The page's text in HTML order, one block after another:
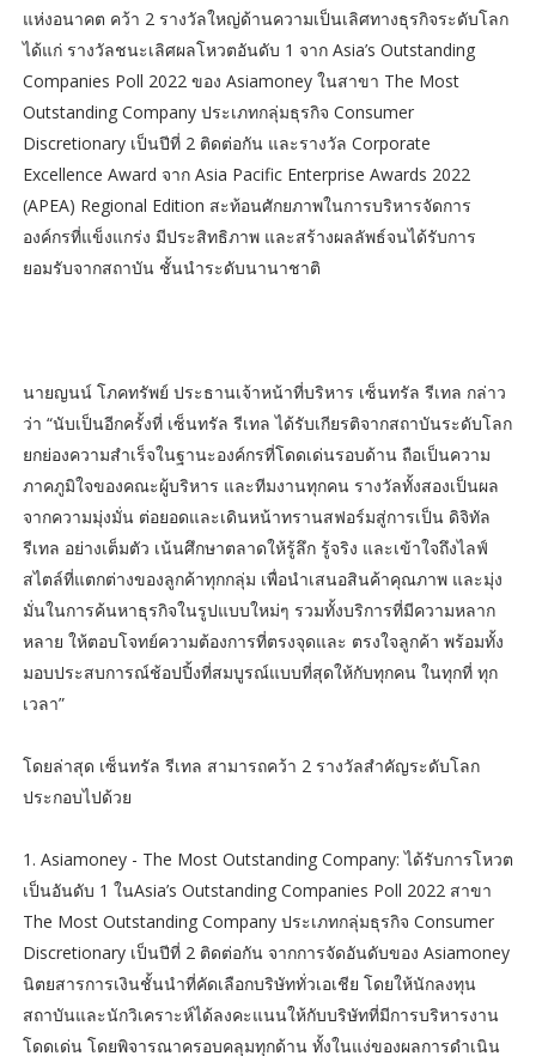
แห่งอนาคต คว้า 2 รางวัลใหญ่ด้านความเป็นเลิศทางธุรกิจระดับโลก
ได้แก่ รางวัลชนะเลิศผลโหวตอันดับ 1 จาก Asia’s Outstanding
Companies Poll 2022 ของ Asiamoney ในสาขา The Most
Outstanding Company ประเภทกลุ่มธุรกิจ Consumer
Discretionary เป็นปีที่ 2 ติดต่อกัน และรางวัล Corporate
Excellence Award จาก Asia Pacific Enterprise Awards 2022
(APEA) Regional Edition สะท้อนศักยภาพในการบริหารจัดการ
องค์กรที่แข็งแกร่ง มีประสิทธิภาพ และสร้างผลลัพธ์จนได้รับการ
ยอมรับจากสถาบัน ชั้นนำระดับนานาชาติ
นายญนน์ โภคทรัพย์ ประธานเจ้าหน้าที่บริหาร เซ็นทรัล รีเทล กล่าว
ว่า “นับเป็นอีกครั้งที่ เซ็นทรัล รีเทล ได้รับเกียรติจากสถาบันระดับโลก
ยกย่องความสำเร็จในฐานะองค์กรที่โดดเด่นรอบด้าน ถือเป็นความ
ภาคภูมิใจของคณะผู้บริหาร และทีมงานทุกคน รางวัลทั้งสองเป็นผล
จากความมุ่งมั่น ต่อยอดและเดินหน้าทรานสฟอร์มสู่การเป็น ดิจิทัล
รีเทล อย่างเต็มตัว เน้นศึกษาตลาดให้รู้ลึก รู้จริง และเข้าใจถึงไลฟ์
สไตล์ที่แตกต่างของลูกค้าทุกกลุ่ม เพื่อนำเสนอสินค้าคุณภาพ และมุ่ง
มั่นในการค้นหาธุรกิจในรูปแบบใหม่ๆ รวมทั้งบริการที่มีความหลาก
หลาย ให้ตอบโจทย์ความต้องการที่ตรงจุดและ ตรงใจลูกค้า พร้อมทั้ง
มอบประสบการณ์ช้อปปิ้งที่สมบูรณ์แบบที่สุดให้กับทุกคน ในทุกที่ ทุก
เวลา”
โดยล่าสุด เซ็นทรัล รีเทล สามารถคว้า 2 รางวัลสำคัญระดับโลก
ประกอบไปด้วย
1. Asiamoney - The Most Outstanding Company: ได้รับการโหวต
เป็นอันดับ 1 ในAsia’s Outstanding Companies Poll 2022 สาขา
The Most Outstanding Company ประเภทกลุ่มธุรกิจ Consumer
Discretionary เป็นปีที่ 2 ติดต่อกัน จากการจัดอันดับของ Asiamoney
นิตยสารการเงินชั้นนำที่คัดเลือกบริษัททั่วเอเชีย โดยให้นักลงทุน
สถาบันและนักวิเคราะห์ได้ลงคะแนนให้กับบริษัทที่มีการบริหารงาน
โดดเด่น โดยพิจารณาครอบคลุมทุกด้าน ทั้งในแง่ของผลการดำเนิน